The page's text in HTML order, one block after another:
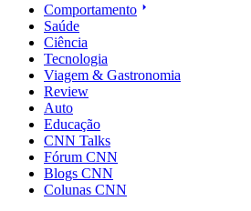
Comportamento
Saúde
Ciência
Tecnologia
Viagem & Gastronomia
Review
Auto
Educação
CNN Talks
Fórum CNN
Blogs CNN
Colunas CNN